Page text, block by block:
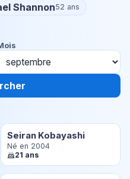
Shannon52 ans
Seiran Kobayashi
Né en 2004
21 ans